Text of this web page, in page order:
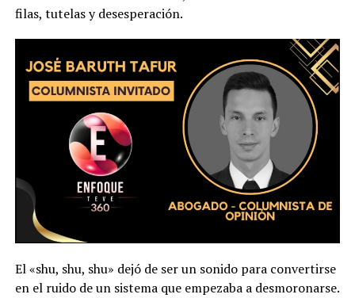
filas, tutelas y desesperación.
El «shu, shu, shu» dejó de ser un sonido para convertirse
en el ruido de un sistema que empezaba a desmoronarse.